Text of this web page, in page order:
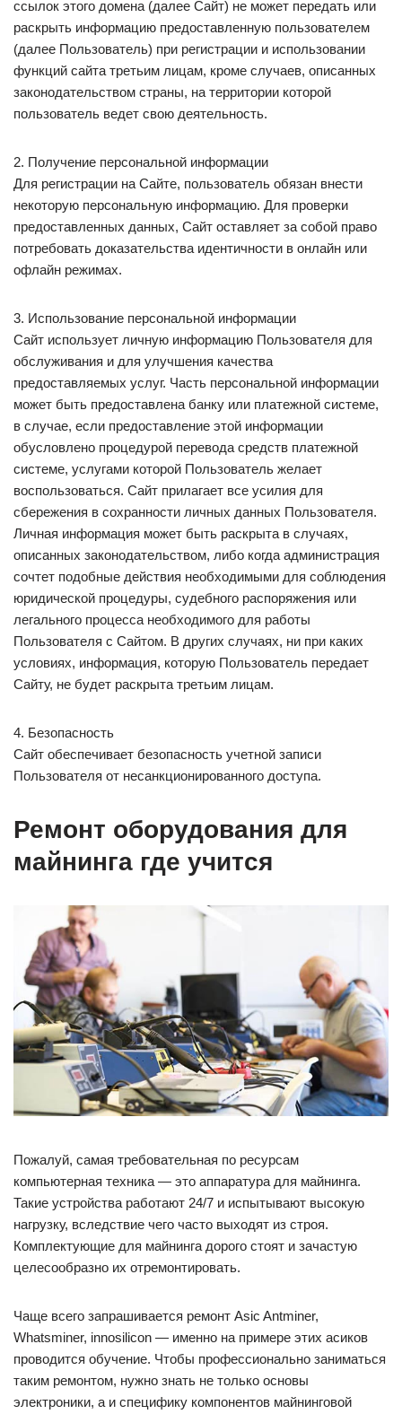
ссылок этого домена (далее Сайт) не может передать или
раскрыть информацию предоставленную пользователем
(далее Пользователь) при регистрации и использовании
функций сайта третьим лицам, кроме случаев, описанных
законодательством страны, на территории которой
пользователь ведет свою деятельность.
2. Получение персональной информации
Для регистрации на Сайте, пользователь обязан внести
некоторую персональную информацию. Для проверки
предоставленных данных, Сайт оставляет за собой право
потребовать доказательства идентичности в онлайн или
офлайн режимах.
3. Использование персональной информации
Сайт использует личную информацию Пользователя для
обслуживания и для улучшения качества
предоставляемых услуг. Часть персональной информации
может быть предоставлена банку или платежной системе,
в случае, если предоставление этой информации
обусловлено процедурой перевода средств платежной
системе, услугами которой Пользователь желает
воспользоваться. Сайт прилагает все усилия для
сбережения в сохранности личных данных Пользователя.
Личная информация может быть раскрыта в случаях,
описанных законодательством, либо когда администрация
сочтет подобные действия необходимыми для соблюдения
юридической процедуры, судебного распоряжения или
легального процесса необходимого для работы
Пользователя с Сайтом. В других случаях, ни при каких
условиях, информация, которую Пользователь передает
Сайту, не будет раскрыта третьим лицам.
4. Безопасность
Сайт обеспечивает безопасность учетной записи
Пользователя от несанкционированного доступа.
Ремонт оборудования для
майнинга где учится
Пожалуй, самая требовательная по ресурсам
компьютерная техника — это аппаратура для майнинга.
Такие устройства работают 24/7 и испытывают высокую
нагрузку, вследствие чего часто выходят из строя.
Комплектующие для майнинга дорого стоят и зачастую
целесообразно их отремонтировать.
Чаще всего запрашивается ремонт Asic Antminer,
Whatsminer, innosilicon — именно на примере этих асиков
проводится обучение. Чтобы профессионально заниматься
таким ремонтом, нужно знать не только основы
электроники, а и специфику компонентов майнинговой